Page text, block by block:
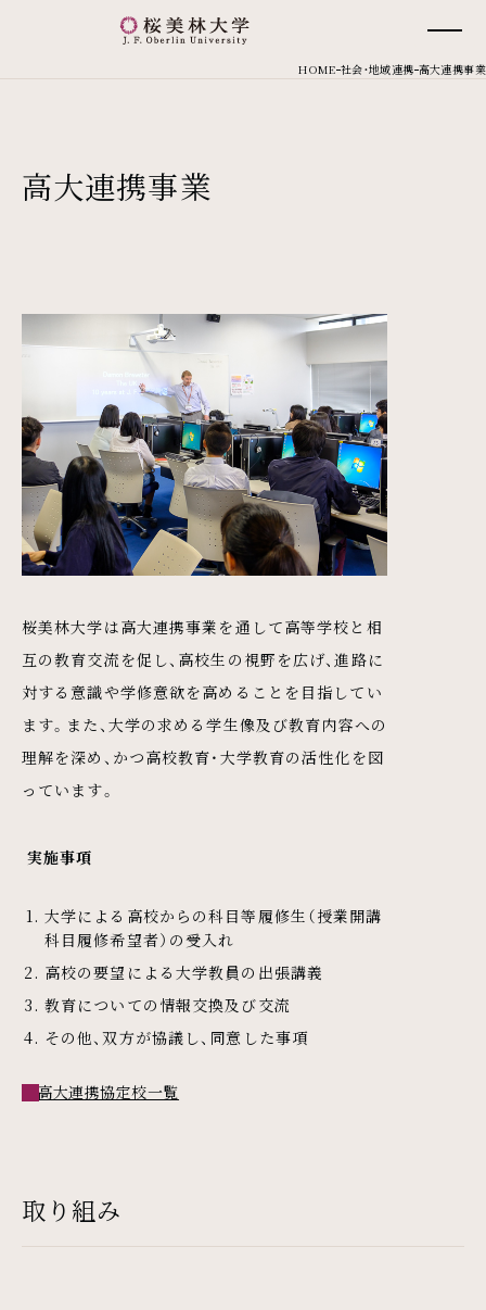
桜美林大学 トップページ
HOME 社会・地域連携 高大連携事業
高大連携事業
桜美林大学は高大連携事業を通して高等学校と相
互の教育交流を促し、高校生の視野を広げ、進路に
対する意識や学修意欲を高めることを目指してい
ます。また、大学の求める学生像及び教育内容への
理解を深め、かつ高校教育・大学教育の活性化を図
っています。
実施事項
大学による高校からの科目等履修生（授業開講
科目履修希望者）の受入れ
高校の要望による大学教員の出張講義
教育についての情報交換及び交流
その他、双方が協議し、同意した事項
高大連携協定校一覧
取り組み